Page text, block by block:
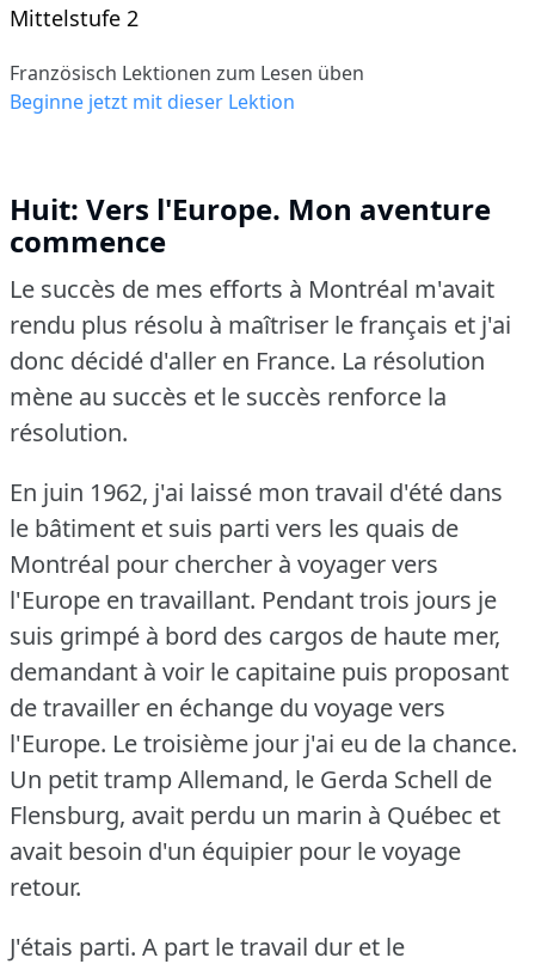
Mittelstufe 2
Französisch Lektionen zum Lesen üben
Beginne jetzt mit dieser Lektion
Huit: Vers l'Europe. Mon aventure
commence
Le succès de mes efforts à Montréal m'avait
rendu plus résolu à maîtriser le français et j'ai
donc décidé d'aller en France. La résolution
mène au succès et le succès renforce la
résolution.
En juin 1962, j'ai laissé mon travail d'été dans
le bâtiment et suis parti vers les quais de
Montréal pour chercher à voyager vers
l'Europe en travaillant. Pendant trois jours je
suis grimpé à bord des cargos de haute mer,
demandant à voir le capitaine puis proposant
de travailler en échange du voyage vers
l'Europe. Le troisième jour j'ai eu de la chance.
Un petit tramp Allemand, le Gerda Schell de
Flensburg, avait perdu un marin à Québec et
avait besoin d'un équipier pour le voyage
retour.
J'étais parti. A part le travail dur et le